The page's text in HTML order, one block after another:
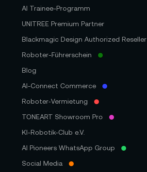
AI Trainee-Programm
UNITREE Premium Partner
Blackmagic Design Authorized Reseller
Roboter-Führerschein
Blog
AI-Connect Commerce
Roboter‑Vermietung
TONEART Showroom Pro
KI-Robotik-Club e.V.
AI Pioneers WhatsApp Group
Social Media